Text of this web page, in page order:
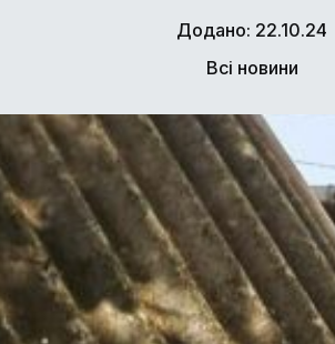
Додано: 22.10.24
Всі новини